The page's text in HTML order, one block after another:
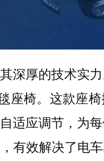
深厚的技术实
座椅。这款座
适应调节，为
有效解决了电车